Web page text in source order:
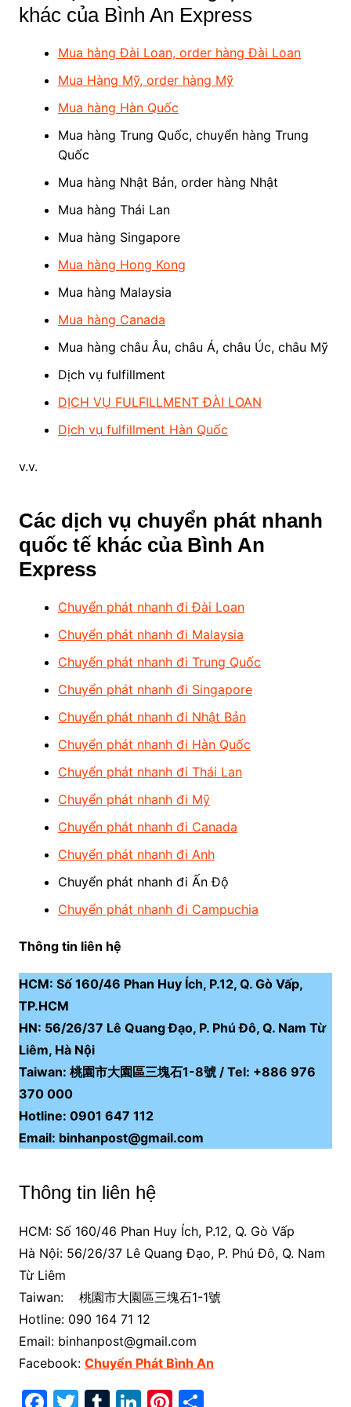
khác của Bình An Express
Mua hàng Đài Loan, order hàng Đài Loan
Mua Hàng Mỹ, order hàng Mỹ
Mua hàng Hàn Quốc
Mua hàng Trung Quốc, chuyển hàng Trung
Quốc
Mua hàng Nhật Bản, order hàng Nhật
Mua hàng Thái Lan
Mua hàng Singapore
Mua hàng Hong Kong
Mua hàng Malaysia
Mua hàng Canada
Mua hàng châu Âu, châu Á, châu Úc, châu Mỹ
Dịch vụ fulfillment
DỊCH VỤ FULFILLMENT ĐÀI LOAN
Dịch vụ fulfillment Hàn Quốc
v.v.
Các dịch vụ chuyển phát nhanh
quốc tế khác của Bình An
Express
Chuyển phát nhanh đi Đài Loan
Chuyển phát nhanh đi Malaysia
Chuyển phát nhanh đi Trung Quốc
Chuyển phát nhanh đi Singapore
Chuyển phát nhanh đi Nhật Bản
Chuyển phát nhanh đi Hàn Quốc
Chuyển phát nhanh đi Thái Lan
Chuyển phát nhanh đi Mỹ
Chuyển phát nhanh đi Canada
Chuyển phát nhanh đi Anh
Chuyển phát nhanh đi Ấn Độ
Chuyển phát nhanh đi Campuchia
Thông tin liên hệ
HCM: Số 160/46 Phan Huy Ích, P.12, Q. Gò Vấp,
TP.HCM
HN: 56/26/37 Lê Quang Đạo, P. Phú Đô, Q. Nam Từ
Liêm, Hà Nội
Taiwan: 桃園市大園區三塊石1-8號 / Tel: +886 976
370 000
Hotline: 0901 647 112
Email: binhanpost@gmail.com
Thông tin liên hệ
HCM: Số 160/46 Phan Huy Ích, P.12, Q. Gò Vấp
Hà Nội: 56/26/37 Lê Quang Đạo, P. Phú Đô, Q. Nam
Từ Liêm
Taiwan: 桃園市大園區三塊石1-1號
Hotline: 090 164 71 12
Email: binhanpost@gmail.com
Facebook: Chuyển Phát Bình An